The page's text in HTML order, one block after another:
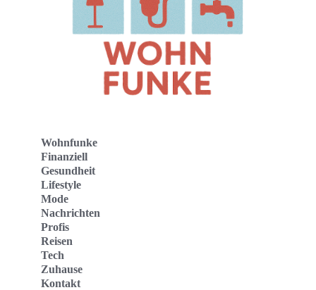
Wohnfunke
Finanziell
Gesundheit
Lifestyle
Mode
Nachrichten
Profis
Reisen
Tech
Zuhause
Kontakt